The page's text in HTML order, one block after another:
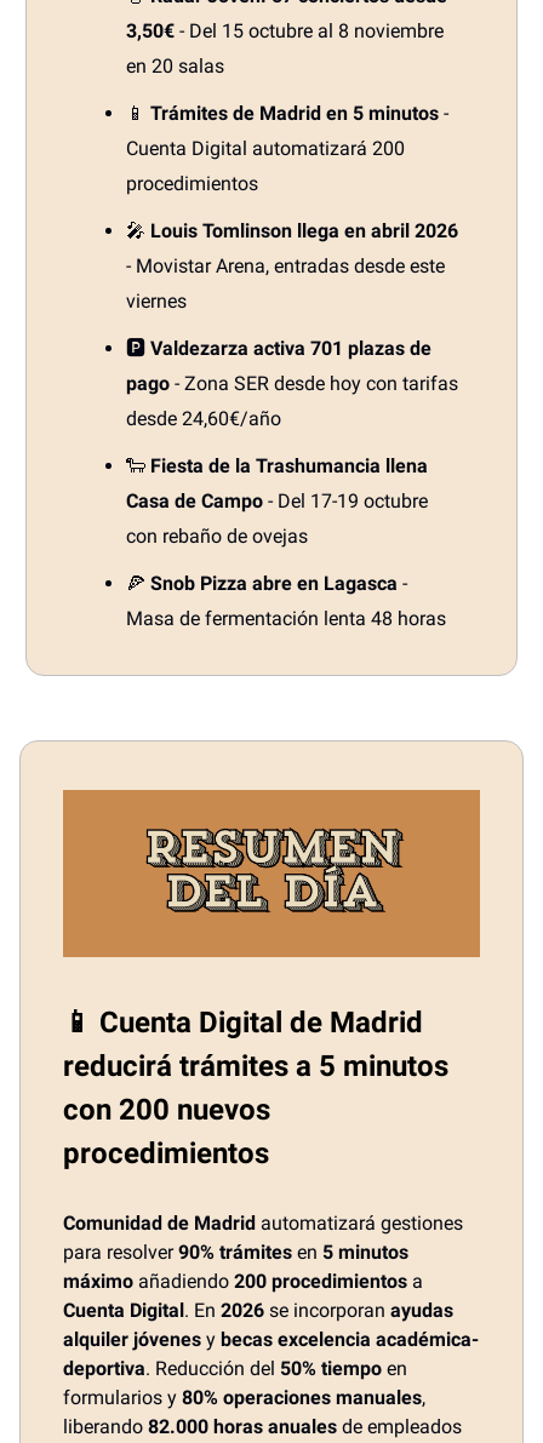
3,50€ - Del 15 octubre al 8 noviembre
en 20 salas
📱 Trámites de Madrid en 5 minutos -
Cuenta Digital automatizará 200
procedimientos
🎤 Louis Tomlinson llega en abril 2026
- Movistar Arena, entradas desde este
viernes
🅿️ Valdezarza activa 701 plazas de
pago - Zona SER desde hoy con tarifas
desde 24,60€/año
🐑 Fiesta de la Trashumancia llena
Casa de Campo - Del 17-19 octubre
con rebaño de ovejas
🍕 Snob Pizza abre en Lagasca -
Masa de fermentación lenta 48 horas
📱 Cuenta Digital de Madrid
reducirá trámites a 5 minutos
con 200 nuevos
procedimientos
Comunidad de Madrid automatizará gestiones
para resolver90% trámites en 5 minutos
máximo añadiendo 200 procedimientos a
Cuenta Digital. En 2026 se incorporan ayudas
alquiler jóvenes y becas excelencia académica-
deportiva. Reducción del 50% tiempo en
formularios y 80% operaciones manuales,
liberando 82.000 horas anuales de empleados